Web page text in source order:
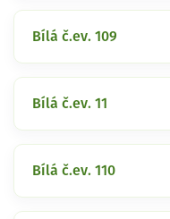
Bílá č.ev. 109
Bílá č.ev. 11
Bílá č.ev. 110